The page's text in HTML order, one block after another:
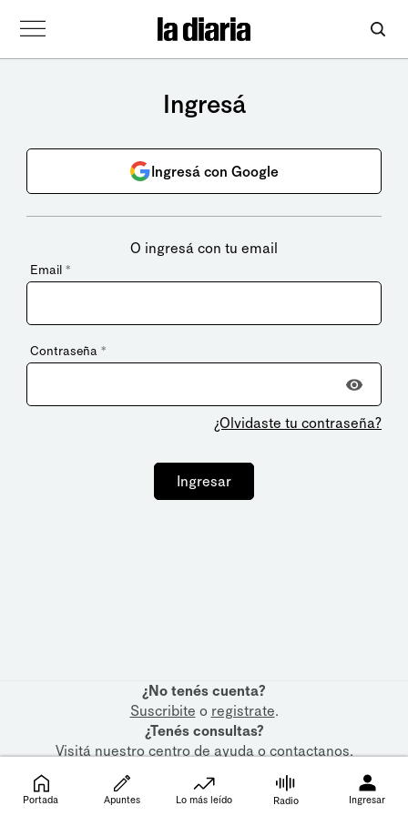
Ingresá
Ingresá con Google
O ingresá con tu email
Email *
Contraseña *
¿Olvidaste tu contraseña?
Ingresar
¿No tenés cuenta?
Suscribite o registrate.
¿Tenés consultas?
Visitá nuestrocentro de ayudaocontactanos.
Portada Apuntes Lo más leído Radio Ingresar